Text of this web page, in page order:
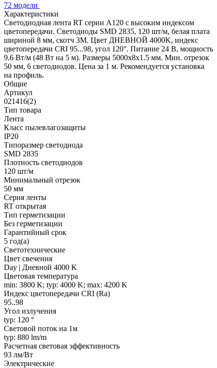
72 модели
Характеристики
Светодиодная лента RT серии A120 с высоким индексом
цветопередачи. Светодиоды SMD 2835, 120 шт/м, белая плата
шириной 8 мм, скотч 3М. Цвет ДНЕВНОЙ 4000K, индекс
цветопередачи CRI 95...98, угол 120°. Питание 24 В, мощность
9.6 Вт/м (48 Вт на 5 м). Размеры 5000х8х1.5 мм. Мин. отрезок
50 мм, 6 светодиодов. Цена за 1 м. Рекомендуется установка
на профиль.
Общие
Артикул
021416(2)
Тип товара
Лента
Класс пылевлагозащиты
IP20
Типоразмер светодиода
SMD 2835
Плотность светодиодов
120 шт/м
Минимальный отрезок
50 мм
Серия ленты
RT открытая
Тип герметизации
Без герметизации
Гарантийный срок
5 год(а)
Светотехнические
Цвет свечения
Day | Дневной 4000 K
Цветовая температура
min: 3800 K; typ: 4000 K; max: 4200 K
Индекс цветопередачи CRI (Ra)
95..98
Угол излучения
typ: 120 °
Световой поток на 1м
typ: 880 lm/m
Расчетная световая эффективность
93 лм/Вт
Электрические